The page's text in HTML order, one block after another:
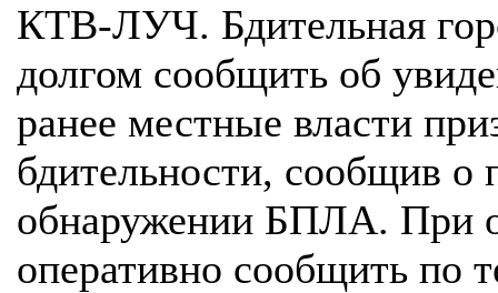
КТВ-ЛУЧ. Бдительная
долгом сообщить об
ранее местные власти
бдительности, сообщив о
обнаружении БПЛА. При
оперативно сообщить по